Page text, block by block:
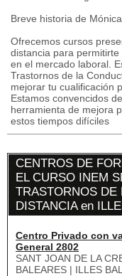
Breve historia de
Ofrecemos cursos
distancia para
en el mercado laboral.
Trastornos de la
mejorar tu cualificación
Estamos convencidos
herramienta de mejora
estos tiempos difíciles
CENTROS DE
EL CURSO INEM
TRASTORNOS DE
DISTANCIA en
Centro Privado con
General 2802
SANT JOAN DE LA
BALEARES | ILLES